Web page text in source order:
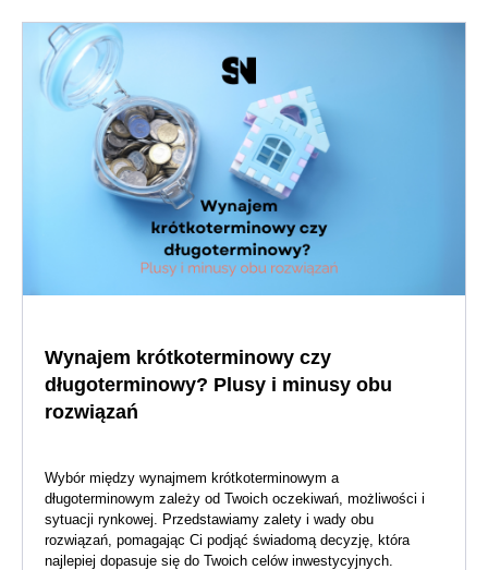
Wynajem krótkoterminowy czy
długoterminowy? Plusy i minusy obu
rozwiązań
Wybór między wynajmem krótkoterminowym a
długoterminowym zależy od Twoich oczekiwań, możliwości i
sytuacji rynkowej. Przedstawiamy zalety i wady obu
rozwiązań, pomagając Ci podjąć świadomą decyzję, która
najlepiej dopasuje się do Twoich celów inwestycyjnych.